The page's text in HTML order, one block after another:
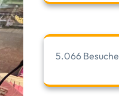
5.066 Besuche